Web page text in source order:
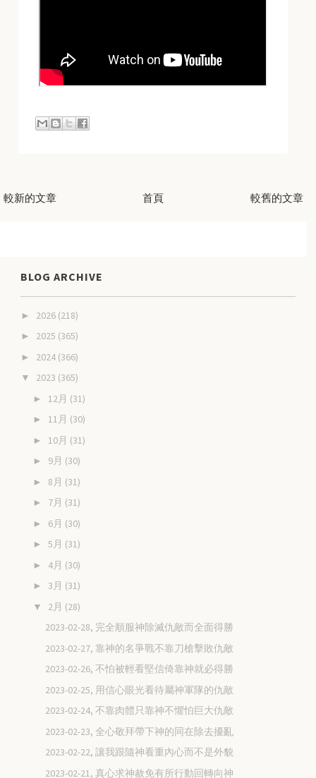
較新的文章 較舊的文章
首頁
BLOG ARCHIVE
► 2026 (218)
► 2025 (365)
► 2024 (366)
▼ 2023 (365)
► 12月 (31)
► 11月 (30)
► 10月 (31)
► 9月 (30)
► 8月 (31)
► 7月 (31)
► 6月 (30)
► 5月 (31)
► 4月 (30)
► 3月 (31)
▼ 2月 (28)
2023-02-28, 完全順服神除滅仇敵而全面得勝
2023-02-27, 靠神的名爭戰不靠刀槍擊敗仇敵
2023-02-26, 不怕被輕看堅信倚靠神就必得勝
2023-02-25, 用信心眼光看待屬神軍隊的仇敵
2023-02-24, 不靠肉體只靠神不懼怕巨大仇敵
2023-02-23, 全心敬拜帶下神的同在除去擾亂
2023-02-22, 讓我跟隨神看重內心而不是外貌
2023-02-21, 真心求神赦免有所行動回轉向神